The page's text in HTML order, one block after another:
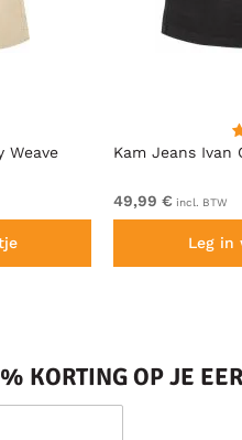
Weave
Kam Jeans Ivan
49,99 € incl. BTW
Leg in
KORTING OP JE